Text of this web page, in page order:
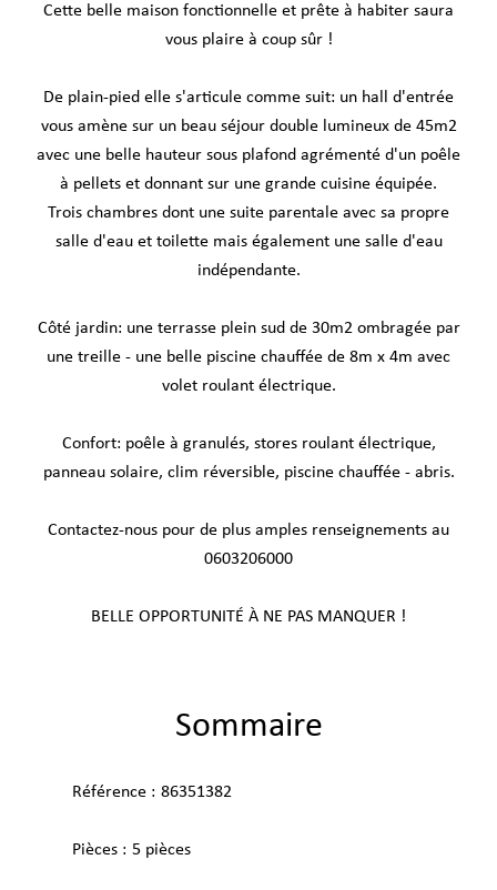
Cette belle maison fonctionnelle et prête à habiter saura
vous plaire à coup sûr !
De plain-pied elle s'articule comme suit: un hall d'entrée
vous amène sur un beau séjour double lumineux de 45m2
avec une belle hauteur sous plafond agrémenté d'un poêle
à pellets et donnant sur une grande cuisine équipée.
Trois chambres dont une suite parentale avec sa propre
salle d'eau et toilette mais également une salle d'eau
indépendante.
Côté jardin: une terrasse plein sud de 30m2 ombragée par
une treille - une belle piscine chauffée de 8m x 4m avec
volet roulant électrique.
Confort: poêle à granulés, stores roulant électrique,
panneau solaire, clim réversible, piscine chauffée - abris.
Contactez-nous pour de plus amples renseignements au
0603206000
BELLE OPPORTUNITÉ À NE PAS MANQUER !
Sommaire
Référence 86351382
Pièces 5 pièces